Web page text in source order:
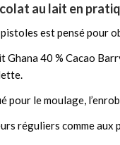
au lait en
est pensé pour
Ghana 40 % Cacao
pour le moulage,
réguliers comme